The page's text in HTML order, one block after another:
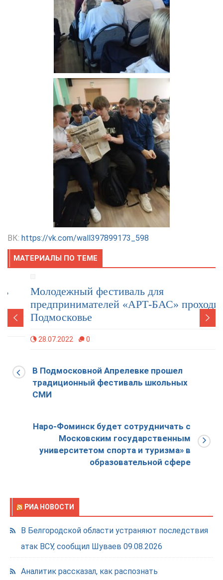
ВК: https://vk.com/wall397899173_598
МАТЕРИАЛЫ ПО ТЕМЕ
Молодежный фестиваль для
предпринимателей «АРТ-БАС» проходит в
Подмосковье
28.07.2022 0
В Подмосковной Апрелевке прошел
традиционный фестиваль школьных
СМИ
Наро-Фоминск будет сотрудничать с
Московским государственным
университетом спорта и туризма» в
образовательной сфере
РИА НОВОСТИ
В Белгородской области устраняют последствия
атак ВСУ, сообщил Шуваев 09.08.2026
Аналитик рассказал, как распознать